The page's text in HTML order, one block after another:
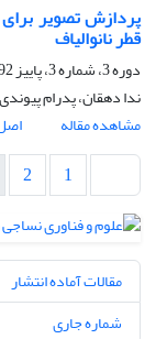
پردازش تصویر
قطر نانوالیاف
دوره 3، شماره 3، پاییز 1392، صفحه
ندا دهقان، پدرام
مشاهده مقاله
1
2
مقالات آماده انتشار
شماره جاری